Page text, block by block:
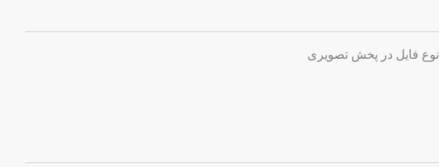
نوع فایل در پخش تصویری